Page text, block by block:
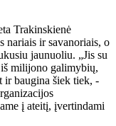
Trakinskienė
nariais ir savanoriais, o
jaunuoliu. „Jis su
milijono galimybių,
ir baugina šiek tiek, -
į ateitį, įvertindami